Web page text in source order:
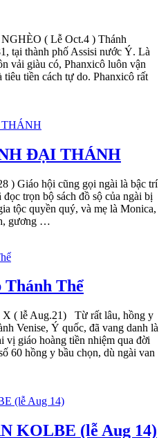
( Lễ Oct.4 ) Thánh
tại thành phố Assisi nước Ý. Là
vải giàu có, Phanxicô luôn vận
tiêu tiền cách tự do. Phanxicô rất
ĐẠI THÁNH
) Giáo hội cũng gọi ngài là bậc trí
trọn bộ sách đồ sộ của ngài bị
tộc quyền quý, và mẹ là Monica,
gương …
Thánh Thể
( lễ Aug.21) Từ rất lâu, hồng y
Venise, Ý quốc, đã vang danh là
giáo hoàng tiền nhiệm qua đời
60 hồng y bầu chọn, dù ngài van
KOLBE (lễ Aug 14)